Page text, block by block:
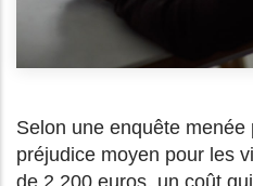
Selon une enquête
préjudice moyen pour les
de 2 200 euros, un coût